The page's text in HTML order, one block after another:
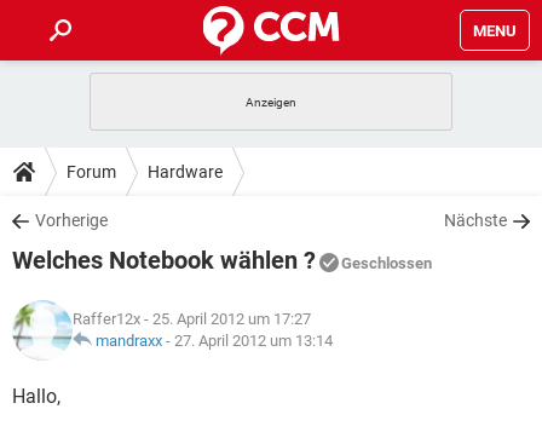
MENU
ANDROID
WINDOWS 10
WHATSAPP TIKTOK
FACEBOOK
TIPPS & TRICKS
SPIELE
WHATSAPP TIKTOK
FACEBOOK
DOWNLOADS
SPIELE STREAMING
ANDROID
WINDOWS 10 INSTAGRAM
WHATSAPP
SPIELE STREAMING
ANDROID
WINDOWS 10
LEXIKON
SPIELE
Forum Hardware
Vorherige Nächste
Welches Notebook wählen ? Geschlossen
Raffer12x - 25. April 2012 um 17:27
mandraxx - 27. April 2012 um 13:14
Hallo,